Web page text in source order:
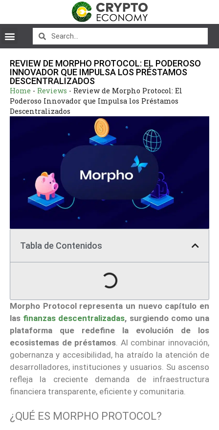
REVIEW DE MORPHO PROTOCOL: EL PODEROSO
INNOVADOR QUE IMPULSA LOS PRÉSTAMOS
DESCENTRALIZADOS
Home - Reviews - Review de Morpho Protocol: El
Poderoso Innovador que Impulsa los Préstamos
Descentralizados
Tabla de Contenidos
Morpho Protocol representa un nuevo capítulo en
las finanzas descentralizadas, surgiendo como una
plataforma que redefine la evolución de los
ecosistemas de préstamos . Al combinar innovación,
gobernanza y accesibilidad, ha atraído la atención de
desarrolladores, instituciones y usuarios. Su ascenso
refleja la creciente demanda de infraestructura
financiera transparente, eficiente y comunitaria.
¿QUÉ ES MORPHO PROTOCOL?